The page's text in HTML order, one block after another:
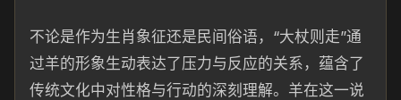
不论是作为生肖象征还是民间俗语，“大杖则走”通
过羊的形象生动表达了压力与反应的关系，蕴含了
传统文化中对性格与行动的深刻理解。羊在这一说